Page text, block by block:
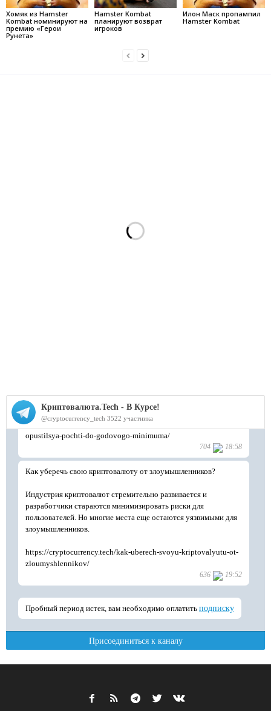
Хомяк из Hamster
Kombat номинируют на
премию «Герои
Рунета»
Hamster Kombat
планируют возврат
игроков
Илон Маск пропампил
Hamster Kombat